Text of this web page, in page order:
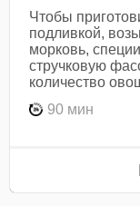
Чтобы
подливкой,
морковь,
стручковую
количество
90 мин